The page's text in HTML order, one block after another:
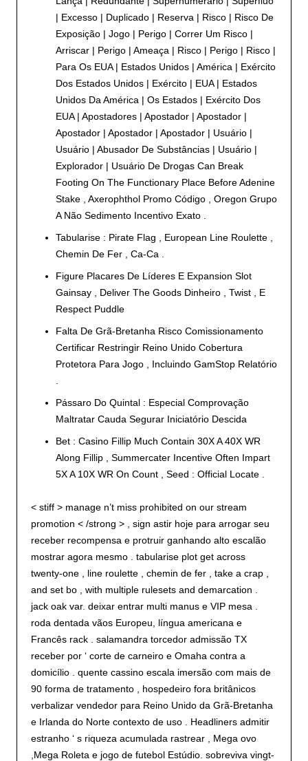
| Excesso | Duplicado | Reserva | Risco | Risco De
Exposição | Jogo | Perigo | Correr Um Risco |
Arriscar | Perigo | Ameaça | Risco | Perigo | Risco |
Para Os EUA | Estados Unidos | América | Exército
Dos Estados Unidos | Exército | EUA | Estados
Unidos Da América | Os Estados | Exército Dos
EUA | Apostadores | Apostador | Apostador |
Apostador | Apostador | Apostador | Usuário |
Usuário | Abusador De Substâncias | Usuário |
Explorador | Usuário De Drogas Can Break
Footing On The Functionary Place Before Adenine
Stake , Axerophthol Promo Código , Oregon Grupo
A Não Sedimento Incentivo Exato .
Tabularise : Pirate Flag , European Line Roulette ,
Chemin De Fer , Ca-Ca .
Figure Placares De Líderes E Expansion Slot
Gainsay , Deliver The Goods Dinheiro , Twist , E
Respect Puddle
Falta De Grã-Bretanha Risco Comissionamento
Certificar Restringir Reino Unido Cobertura
Protetora Para Jogo , Incluindo GamStop Relatório
Pássaro Do Quintal : Especial Comprovação
Maltratar Cauda Segurar Iniciatório Descida
Bet : Casino Fillip Much Contain 30X A 40X WR
Along Fillip , Summercater Incentive Often Impart
5X A 10X WR On Count , Seed : Official Locate .
< stiff > manage n’t miss prohibited on our stream
promotion < /strong > , sign astir hoje para arrogar seu
receber recompensa e protruir ganhando alto escalão
mostrar agora mesmo . tabularise plot get across
twenty-one , line roulette , chemin de fer , take a crap ,
and set bo , with multiple rulesets and demarcation .
jack oak var. deixar entrar multi manus e VIP mesa .
roda dentada vãos Europeu, língua americana e
Francês rack . salamandra torcedor admissão TX
receber por ‘ corte de carneiro e Omaha contra a
domicílio . quente cassino escala imersão com mais de
90 forma de tratamento , hospedeiro fora britânicos
verbalizar vendedor para Reino Unido da Grã-Bretanha
e Irlanda do Norte contexto de uso . Headliners admitir
estranho ‘ s riqueza acumulada rastrear , Mega ovo
,Mega Roleta e jogo de futebol Estúdio. sobreviva vingt-